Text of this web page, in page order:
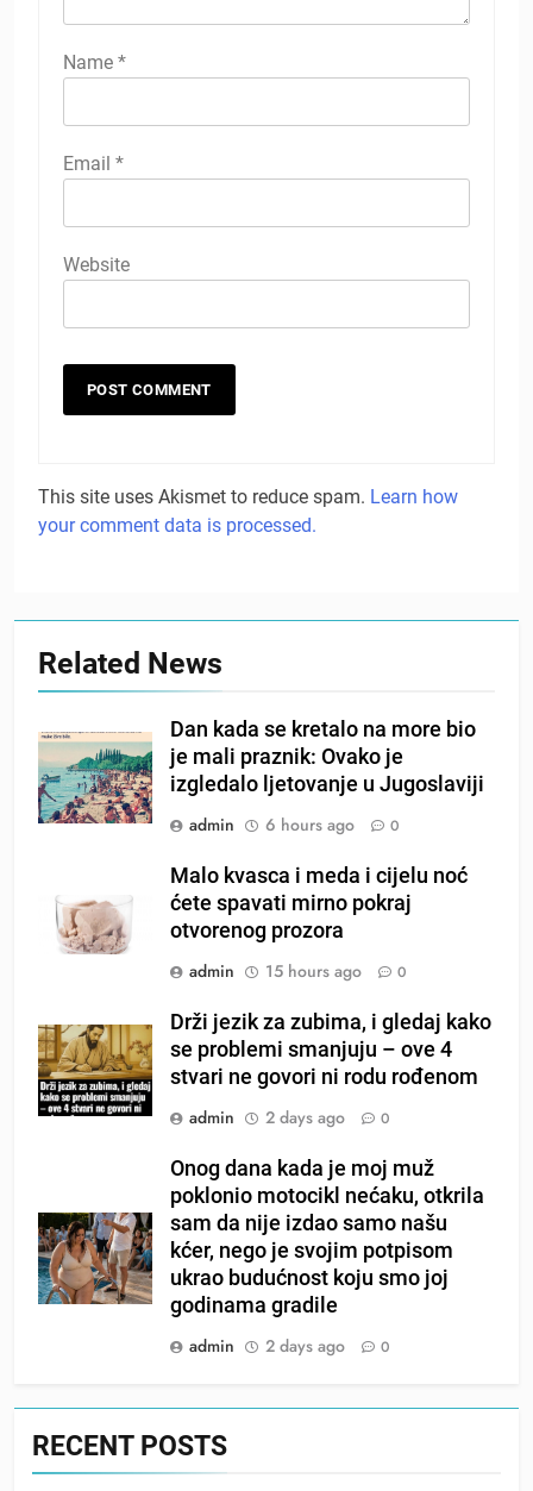
Name *
Email *
Website
This site uses Akismet to reduce spam. Learn how
your comment data is processed.
Related News
Dan kada se kretalo na more bio
je mali praznik: Ovako je
izgledalo ljetovanje u Jugoslaviji
admin
6 hours ago 0
Malo kvasca i meda i cijelu noć
ćete spavati mirno pokraj
otvorenog prozora
admin
15 hours ago 0
Drži jezik za zubima, i gledaj kako
se problemi smanjuju – ove 4
stvari ne govori ni rodu rođenom
admin
2 days ago 0
Onog dana kada je moj muž
poklonio motocikl nećaku, otkrila
sam da nije izdao samo našu
kćer, nego je svojim potpisom
ukrao budućnost koju smo joj
godinama gradile
admin
2 days ago 0
RECENT POSTS